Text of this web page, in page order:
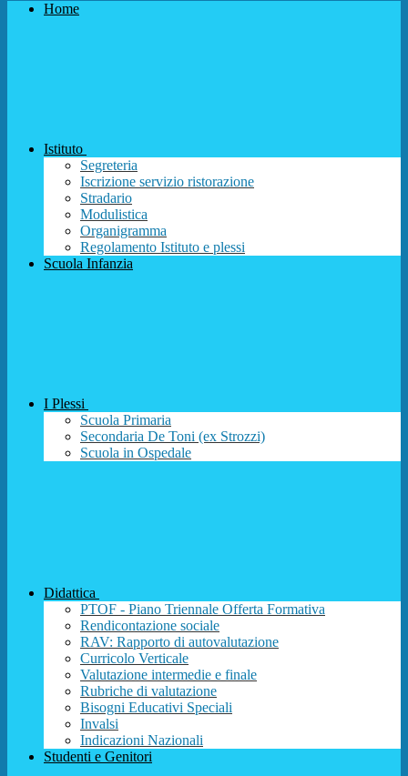
Home
Istituto
Segreteria
Iscrizione servizio ristorazione
Stradario
Modulistica
Organigramma
Regolamento Istituto e plessi
Scuola Infanzia
I Plessi
Scuola Primaria
Secondaria De Toni (ex Strozzi)
Scuola in Ospedale
Didattica
PTOF - Piano Triennale Offerta Formativa
Rendicontazione sociale
RAV: Rapporto di autovalutazione
Curricolo Verticale
Valutazione intermedie e finale
Rubriche di valutazione
Bisogni Educativi Speciali
Invalsi
Indicazioni Nazionali
Studenti e Genitori